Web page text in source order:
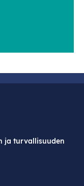
ja turvallisuuden